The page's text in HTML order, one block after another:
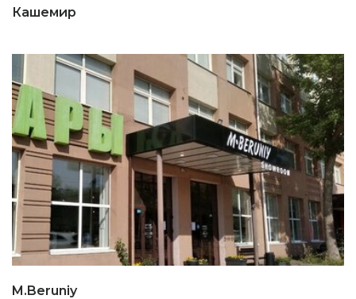
Кашемир
M.Beruniy